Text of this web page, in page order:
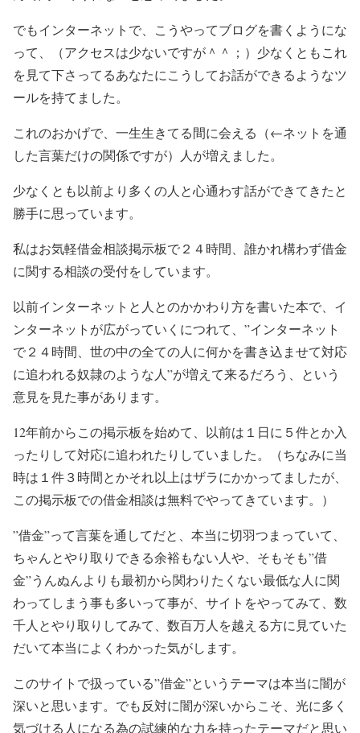
でもインターネットで、こうやってブログを書くようにな
って、（アクセスは少ないですが＾＾；）少なくともこれ
を見て下さってるあなたにこうしてお話ができるようなツ
ールを持てました。
これのおかげで、一生生きてる間に会える（←ネットを通
した言葉だけの関係ですが）人が増えました。
少なくとも以前より多くの人と心通わす話ができてきたと
勝手に思っています。
私はお気軽借金相談掲示板で２４時間、誰かれ構わず借金
に関する相談の受付をしています。
以前インターネットと人とのかかわり方を書いた本で、イ
ンターネットが広がっていくにつれて、”インターネット
で２４時間、世の中の全ての人に何かを書き込ませて対応
に追われる奴隷のような人”が増えて来るだろう、という
意見を見た事があります。
12年前からこの掲示板を始めて、以前は１日に５件とか入
ったりして対応に追われたりしていました。（ちなみに当
時は１件３時間とかそれ以上はザラにかかってましたが、
この掲示板での借金相談は無料でやってきています。）
”借金”って言葉を通してだと、本当に切羽つまっていて、
ちゃんとやり取りできる余裕もない人や、そもそも”借
金”うんぬんよりも最初から関わりたくない最低な人に関
わってしまう事も多いって事が、サイトをやってみて、数
千人とやり取りしてみて、数百万人を越える方に見ていた
だいて本当によくわかった気がします。
このサイトで扱っている”借金”というテーマは本当に闇が
深いと思います。でも反対に闇が深いからこそ、光に多く
気づける人になる為の試練的な力を持ったテーマだと思い